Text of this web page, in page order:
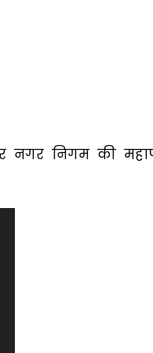
नगर निगम की